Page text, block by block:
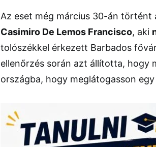
Az eset még március 30-án
Casimiro De Lemos Francisco, aki
tolószékkel érkezett Barbados
ellenőrzés során azt állította, hogy
országba, hogy meglátogasson